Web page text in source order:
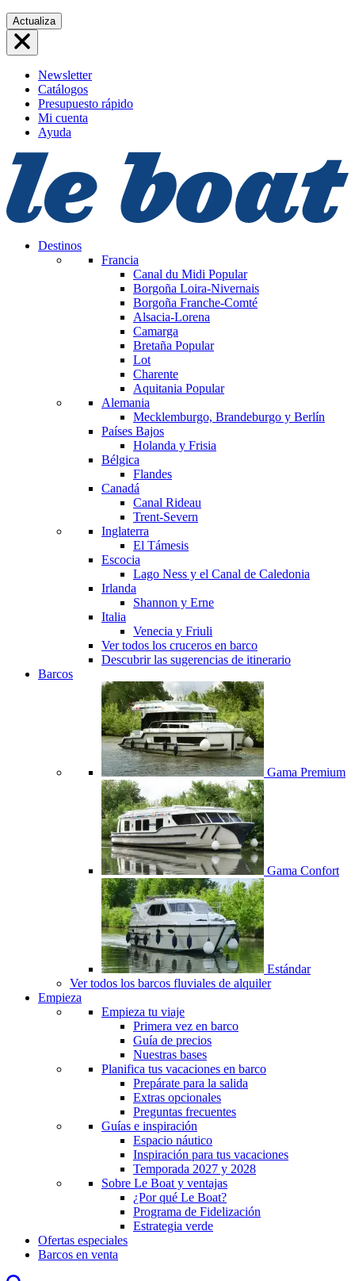
Saltar
al
contenido
Actualiza
Newsletter
Catálogos
Presupuesto rápido
Mi cuenta
Ayuda
Destinos
Francia
Canal du Midi Popular
Borgoña Loira-Nivernais
Borgoña Franche-Comté
Alsacia-Lorena
Camarga
Bretaña Popular
Lot
Charente
Aquitania Popular
Alemania
Mecklemburgo, Brandeburgo y Berlín
Países Bajos
Holanda y Frisia
Bélgica
Flandes
Canadá
Canal Rideau
Trent-Severn
Inglaterra
El Támesis
Escocia
Lago Ness y el Canal de Caledonia
Irlanda
Shannon y Erne
Italia
Venecia y Friuli
Ver todos los cruceros en barco
Descubrir las sugerencias de itinerario
Barcos
Gama Premium
Gama Confort
Estándar
Ver todos los barcos fluviales de alquiler
Empieza
Empieza tu viaje
Primera vez en barco
Guía de precios
Nuestras bases
Planifica tus vacaciones en barco
Prepárate para la salida
Extras opcionales
Preguntas frecuentes
Guías e inspiración
Espacio náutico
Inspiración para tus vacaciones
Temporada 2027 y 2028
Sobre Le Boat y ventajas
¿Por qué Le Boat?
Programa de Fidelización
Estrategia verde
Ofertas especiales
Barcos en venta